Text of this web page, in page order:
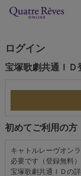
ログイン
宝塚歌劇共通ＩＤ
初めてご利用の方
キャトルレーヴオン
必要です（登録無料）
宝塚歌劇共通ＩＤの